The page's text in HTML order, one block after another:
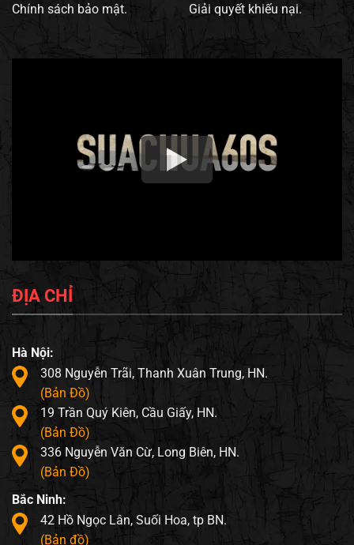
Chính sách bảo mật. Giải quyết khiếu nại.
ĐỊA CHỈ
Hà Nội:
308 Nguyễn Trãi, Thanh Xuân Trung, HN.
(Bản Đồ)
19 Trần Quý Kiên, Cầu Giấy, HN.
(Bản Đồ)
336 Nguyễn Văn Cừ, Long Biên, HN.
(Bản Đồ)
Bắc Ninh:
42 Hồ Ngọc Lân, Suối Hoa, tp BN.
(Bản đồ)